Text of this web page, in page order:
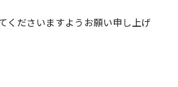
くださいますようお願い申し上げ